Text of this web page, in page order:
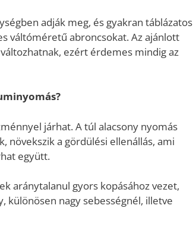
adják meg, és gyakran táblázatos
váltóméretű abroncsokat. Az ajánlott
ezért érdemes mindig az
járhat. A túl alacsony nyomás
növekszik a gördülési ellenállás, ami
együtt.
aránytalanul gyors kopásához vezet,
különösen nagy sebességnél, illetve